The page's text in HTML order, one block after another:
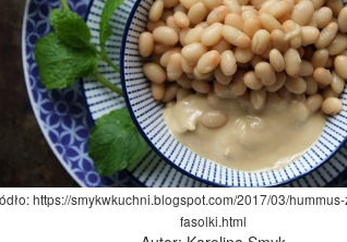
https://smykwkuchni.blogspot.com/2017/03/
fasolki.html